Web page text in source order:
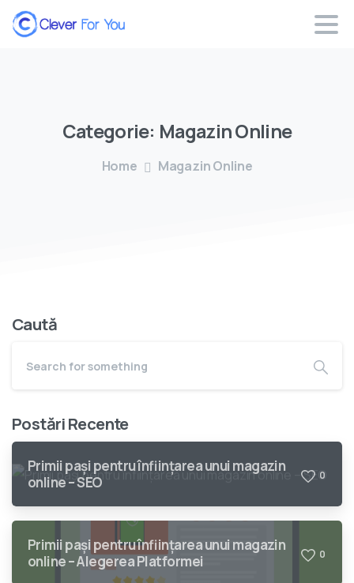
Categorie: MagazinOnline
Home Magazin Online
Caută
Postări Recente
Primii pași pentru înființarea unui magazin
online – SEO
0
Primii pași pentru înființarea unui magazin
online – Alegerea Platformei
0